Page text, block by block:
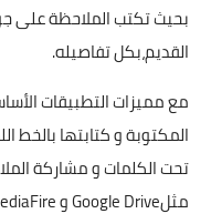
بحيث تكتب الملاحظة على
القديم،بكل تفاصيله.
مع مميزات التطبيقات
المكتوبة و كتابتها بالخط
تحت الكلمات و مشاركة
مثلGoogle Drive و MediaFireو Mega و غيرها